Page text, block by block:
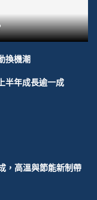
換機潮
半年成長逾一成
，高溫與節能新制帶